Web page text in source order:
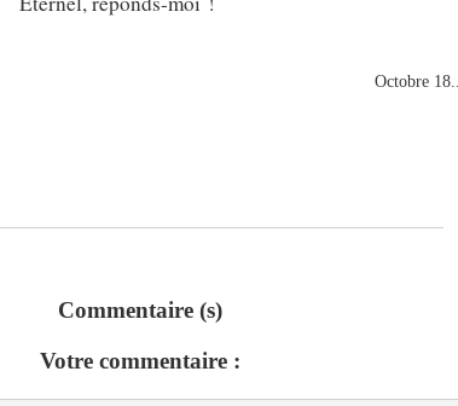
Octobre 18...
Commentaire (s)
Votre commentaire :